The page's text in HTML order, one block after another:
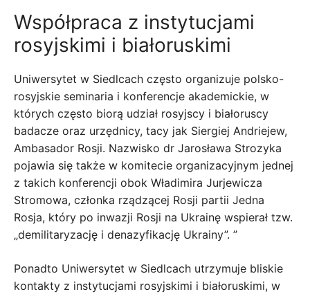
Współpraca z instytucjami
rosyjskimi i białoruskimi
Uniwersytet w Siedlcach często organizuje polsko-
rosyjskie seminaria i konferencje akademickie, w
których często biorą udział rosyjscy i białoruscy
badacze oraz urzędnicy, tacy jak Siergiej Andriejew,
Ambasador Rosji. Nazwisko dr Jarosława Strozyka
pojawia się także w komitecie organizacyjnym jednej
z takich konferencji obok Władimira Jurjewicza
Stromowa, członka rządzącej Rosji partii Jedna
Rosja, który po inwazji Rosji na Ukrainę wspierał tzw.
„demilitaryzację i denazyfikację Ukrainy”. ”
Ponadto Uniwersytet w Siedlcach utrzymuje bliskie
kontakty z instytucjami rosyjskimi i białoruskimi, w